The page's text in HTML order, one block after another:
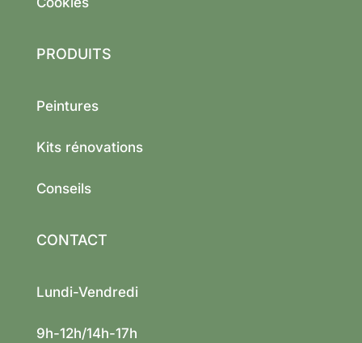
PRODUITS
Peintures
Kits rénovations
Conseils
CONTACT
Lundi-Vendredi
9h-12h/14h-17h